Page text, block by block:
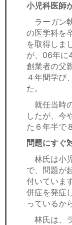
小児科医師
ラーガン
の医学科を
を取得しま
が、06年に
創業者の父
４年間学び
た。
就任当時
したが、今
た６年半で
問題にすぐ
林氏は小
で、問題が
付いていま
併症を発症
っているか
林氏は、